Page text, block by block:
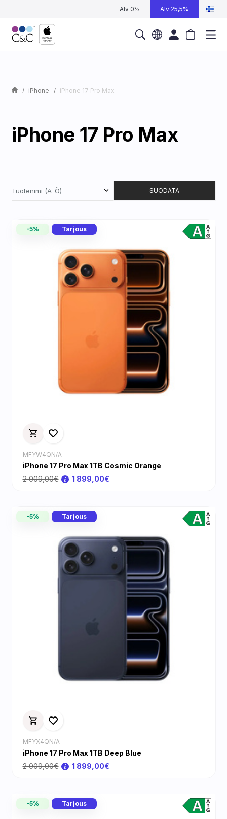
Alv 0% Alv 25,5%
iPhone iPhone 17 Pro Max
iPhone 17 Pro Max
SUODATA
Tuotenimi (A-Ö)
-5% Tarjous
MFYW4QN/A
iPhone 17 Pro Max 1TB Cosmic Orange
2 009,00€
1 899,00€
-5% Tarjous
MFYX4QN/A
iPhone 17 Pro Max 1TB Deep Blue
2 009,00€
1 899,00€
-5% Tarjous